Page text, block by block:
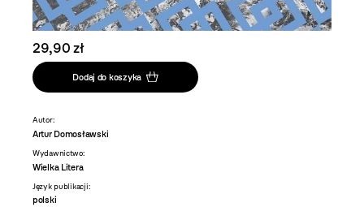
29,90 zł
Dodaj do koszyka
Autor:
Artur Domosławski
Wydawnictwo:
Wielka Litera
Język publikacji:
polski